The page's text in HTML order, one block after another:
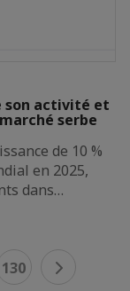
son activité et
serbe
de 10 %
en 2025,
dans…
130